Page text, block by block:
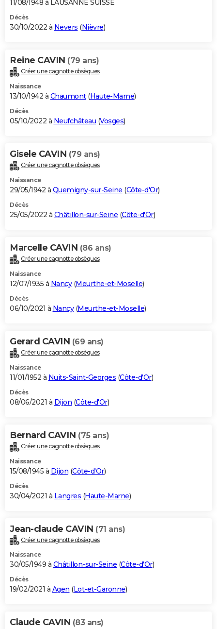
11/08/1948 à LAUSANNE SUISSE
Décès
30/10/2022 à Nevers (Nièvre)
Reine CAVIN (79 ans)
Créer une cagnotte obsèques
Naissance
13/10/1942 à Chaumont(Haute-Marne)
Décès
05/10/2022 à Neufchâteau (Vosges)
Gisele CAVIN (79 ans)
Créer une cagnotte obsèques
Naissance
29/05/1942 à Quemigny-sur-Seine (Côte-d'Or)
Décès
25/05/2022 à Châtillon-sur-Seine (Côte-d'Or)
Marcelle CAVIN (86 ans)
Créer une cagnotte obsèques
Naissance
12/07/1935 à Nancy(Meurthe-et-Moselle)
Décès
06/10/2021 à Nancy(Meurthe-et-Moselle)
Gerard CAVIN (69 ans)
Créer une cagnotte obsèques
Naissance
11/01/1952 à Nuits-Saint-Georges (Côte-d'Or)
Décès
08/06/2021 à Dijon (Côte-d'Or)
Bernard CAVIN (75 ans)
Créer une cagnotte obsèques
Naissance
15/08/1945 à Dijon (Côte-d'Or)
Décès
30/04/2021 à Langres (Haute-Marne)
Jean-claude CAVIN (71 ans)
Créer une cagnotte obsèques
Naissance
30/05/1949 à Châtillon-sur-Seine (Côte-d'Or)
Décès
19/02/2021 à Agen (Lot-et-Garonne)
Claude CAVIN (83 ans)